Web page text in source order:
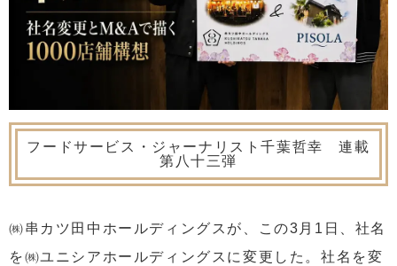
フードサービス・ジャーナリスト千葉哲幸 連載
第八十三弾
㈱串カツ田中ホールディングスが、この3月1日、社名
を㈱ユニシアホールディングスに変更した。社名を変